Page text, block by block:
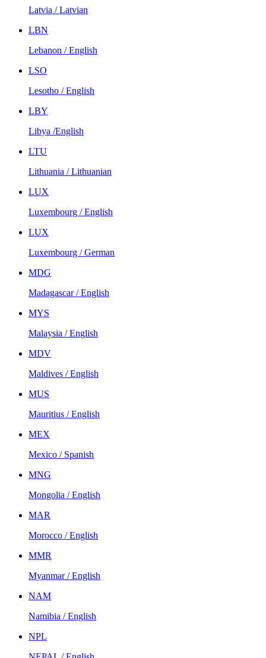
Latvia / Latvian
LBN
Lebanon / English
LSO
Lesotho / English
LBY
Libya /English
LTU
Lithuania / Lithuanian
LUX
Luxembourg / English
LUX
Luxembourg / German
MDG
Madagascar / English
MYS
Malaysia / English
MDV
Maldives / English
MUS
Mauritius / English
MEX
Mexico / Spanish
MNG
Mongolia / English
MAR
Morocco / English
MMR
Myanmar / English
NAM
Namibia / English
NPL